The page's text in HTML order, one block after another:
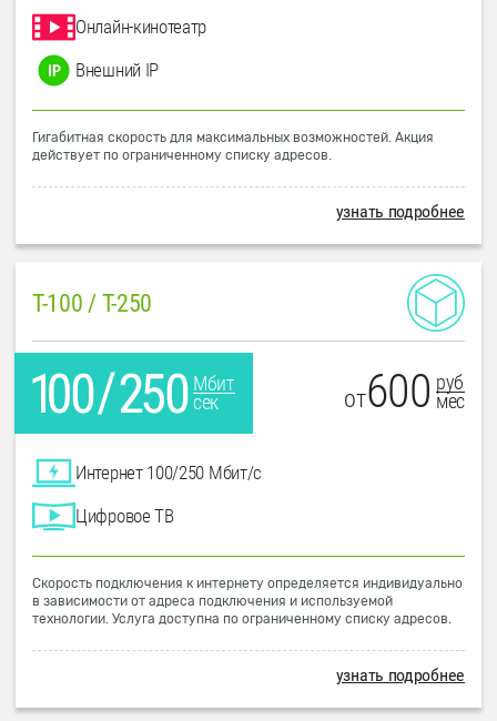
Онлайн-кинотеатр
Внешний IP
Гигабитная скорость для максимальных возможностей. Акция
действует по ограниченному списку адресов.
узнать подробнее
T-100 / T-250
Мбит
сек
от600 руб
мес
Интернет 100/250 Мбит/с
Цифровое ТВ
Скорость подключения к интернету определяется индивидуально
в зависимости от адреса подключения и используемой
технологии. Услуга доступна по ограниченному списку адресов.
узнать подробнее